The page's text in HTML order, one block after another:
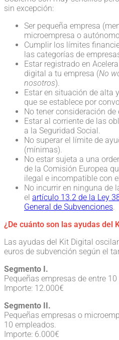
sin excepción:
Ser pequeña empresa
microempresa o
Cumplir los límites
las categorías de
Estar registrado en
digital a tu empresa (No
nosotros).
Estar en situación de alta
que se establece por
No tener consideración de
Estar al corriente de las
a la Seguridad Social.
No superar el límite de
(mínimas).
No estar sujeta a una
de la Comisión Europea
ilegal e incompatible con
No incurrir en ninguna de
el artículo 13.2 de la Ley
General de Subvenciones.
¿De cuánto son las ayudas del
Las ayudas del Kit Digital
euros de subvención según el
Segmento I.
Pequeñas empresas de entre
Importe: 12.000€
Segmento II.
Pequeñas empresas o
10 empleados.
Importe: 6.000€